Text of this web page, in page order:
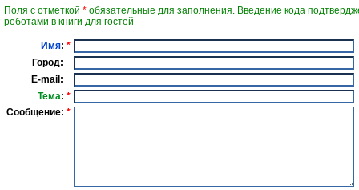
Поля с отметкой * обязательные для заполнения. Введение кода
роботами в книги для гостей
Имя: *
Город:
E-mail:
Тема: *
Сообщение: *